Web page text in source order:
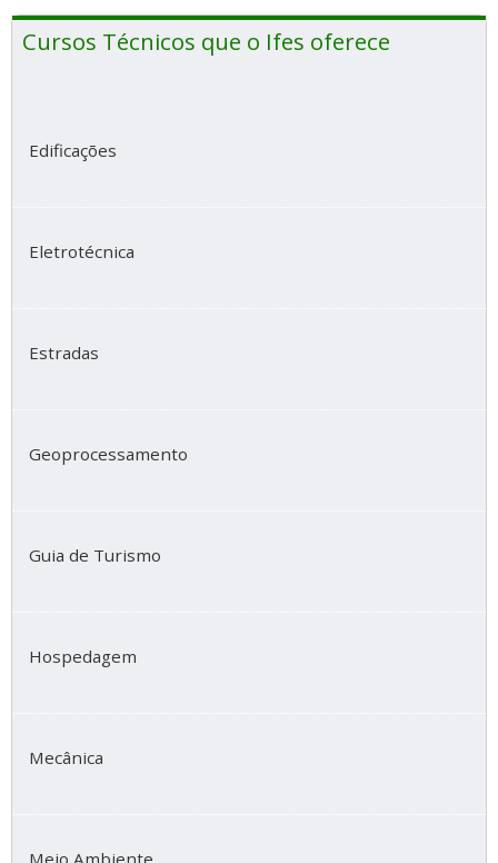
Cursos Técnicos que o Ifes oferece
Edificações
Eletrotécnica
Estradas
Geoprocessamento
Guia de Turismo
Hospedagem
Mecânica